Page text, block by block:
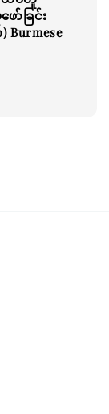
ာ်ခြင်း
Burmese